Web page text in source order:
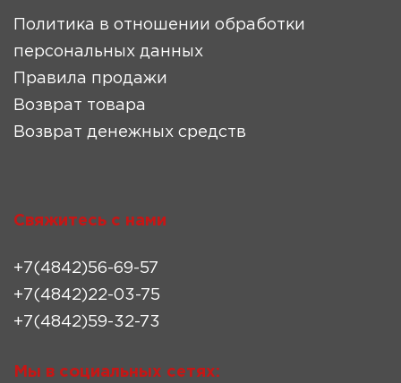
Политика в отношении обработки
персональных данных
Правила продажи
Возврат товара
Возврат денежных средств
Свяжитесь с нами
+7(4842)56-69-57
+7(4842)22-03-75
+7(4842)59-32-73
Мы в социальных сетях: